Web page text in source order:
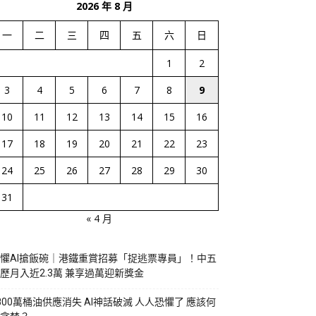
2026 年 8 月
一 二 三 四 五 六 日
1
2
3
4 5 6 7 8
9
10
11 12 13 14 15
16
17
18 19 20 21 22
23
24
25 26 27 28 29
30
31
« 4 月
AI搶飯碗｜港鐵重賞招募「捉逃票專員」！中五
月入近2.3萬 兼享過萬迎新獎金
萬桶油供應消失 AI神話破滅 人人恐懼了 應該何